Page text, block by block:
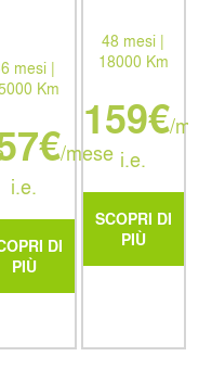
mesi |
Km
/mese
i.e.
DI
PIÙ
48 mesi |
18000 Km
159€/
i.e.
SCOPRI DI
PIÙ